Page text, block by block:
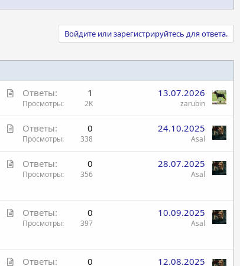
Войдите или зарегистрируйтесь для ответа.
С
т
Ответы 1
Просмотры 2K
13.07.2026
zarubin
С
т
Ответы 0
Просмотры 338
24.10.2025
Asal
С
ь
Ответы 0
Просмотры 356
28.07.2025
Asal
С
ь
Ответы 0
Просмотры 397
10.09.2025
Asal
С Ответы 0 12.08.2025